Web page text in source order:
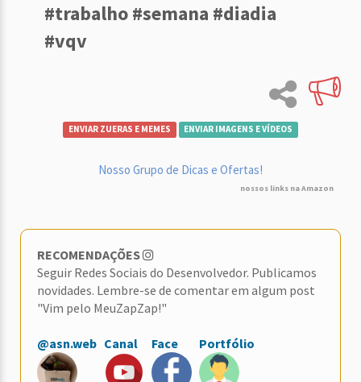
#trabalho #semana #diadia
#vqv
ENVIAR ZUERAS E MEMES ENVIAR IMAGENS E VÍDEOS
Nosso Grupo de Dicas e Ofertas!
nossos links na Amazon
RECOMENDAÇÕES
Seguir Redes Sociais do Desenvolvedor. Publicamos
novidades. Lembre-se de comentar em algum post
"Vim pelo MeuZapZap!"
@asn.web Canal Face Portfólio